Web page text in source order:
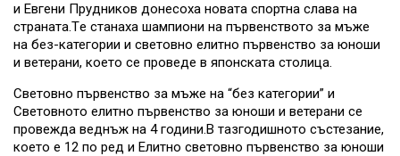
и Евгени Прудников донесоха новата спортна слава на
страната.Тe станаха шампиони на първенството за мъже
на без-категории и световно елитно първенство за юноши
и ветерани, което се проведе в японската столица.
Световно първенство за мъже на “без категории” и
Световното елитно първенство за юноши и ветерани се
провежда веднъж на 4 години.В тазгодишното състезание,
което е 12 по ред и Елитно световно първенство за юноши